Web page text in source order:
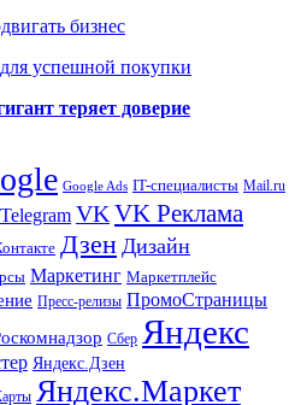
бизнес
успешной покупки
теряет доверие
Google Ads IT-специалисты Mail.ru
Telegram VKVK Реклама
Дзен Дизайн
Маркетинг Маркетплейс
Пресс-релизы ПромоСтраницы
Сбер Яндекс
Яндекс.Дзен
Яндекс.Маркет